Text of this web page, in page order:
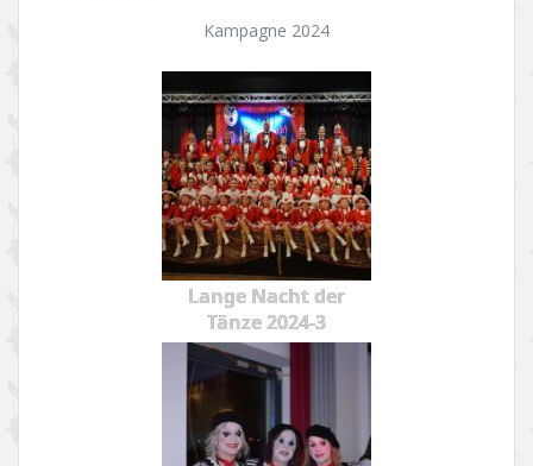
Kampagne 2024
Lange Nacht der
Tänze 2024-3